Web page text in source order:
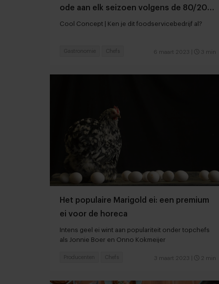
ode aan elk seizoen volgens de 80/20-
regel
Cool Concept | Ken je dit foodservicebedrijf al?
6 maart 2023 3 min
Gastronomie Chefs
Het populaire Marigold ei: een premium
ei voor de horeca
Intens geel ei wint aan populariteit onder topchefs
als Jonnie Boer en Onno Kokmeijer
3 maart 2023 2 min
Producenten Chefs